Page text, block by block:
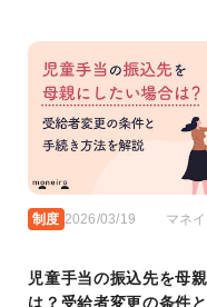
制度 2026/03/19 マネ
児童手当の振込先を母
は？受給者変更の条件